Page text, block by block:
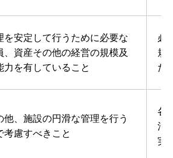
を安定して行うために必要な
、資産その他の経営の規模及
力を有していること
必
規
た
他、施設の円滑な管理を行う
考慮すべきこと
各
活
実